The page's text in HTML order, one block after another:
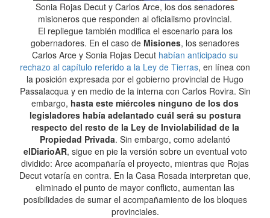
Sonia Rojas Decut y Carlos Arce, los dos senadores
misioneros que responden al oficialismo provincial.
El repliegue también modifica el escenario para los
gobernadores. En el caso de Misiones, los senadores
Carlos Arce y Sonia Rojas Decut habían anticipado su
rechazo al capítulo referido a la Ley de Tierras, en línea con
la posición expresada por el gobierno provincial de Hugo
Passalacqua y en medio de la interna con Carlos Rovira. Sin
embargo, hasta este miércoles ninguno de los dos
legisladores había adelantado cuál será su postura
respecto del resto de la Ley de Inviolabilidad de la
Propiedad Privada. Sin embargo, como adelantó
elDiarioAR, sigue en pie la versión sobre un eventual voto
dividido: Arce acompañaría el proyecto, mientras que Rojas
Decut votaría en contra. En la Casa Rosada interpretan que,
eliminado el punto de mayor conflicto, aumentan las
posibilidades de sumar el acompañamiento de los bloques
provinciales.